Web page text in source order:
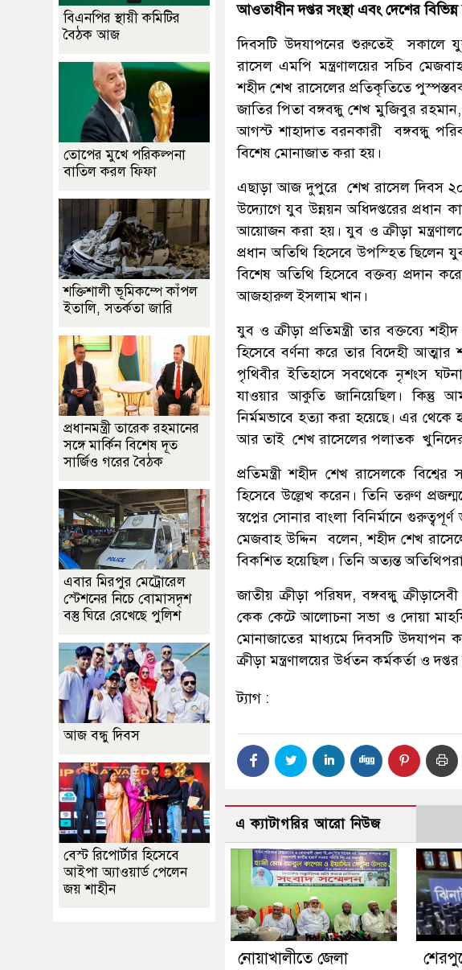
আওতাধীন দপ্তর সংস্থা এবং দেশের
দিবসটি উদযাপনের শুরুতেই সকালে যুব
রাসেল এমপি মন্ত্রণালয়ের সচিব
শহীদ শেখ রাসেলের প্রতিকৃতিতে
জাতির পিতা বঙ্গবন্ধু শেখ মুজিবুর
আগস্ট শাহাদাত বরনকারী বঙ্গবন্ধু
বিশেষ মোনাজাত করা হয়।
এছাড়া আজ দুপুরে শেখ রাসেল দিবস
উদ্যোগে যুব উন্নয়ন অধিদপ্তরের
আয়োজন করা হয়। যুব ও ক্রীড়া
প্রধান অতিথি হিসেবে উপস্হিত ছিলেন
বিশেষ অতিথি হিসেবে বক্তব্য প্রদান
আজহারুল ইসলাম খান।
যুব ও ক্রীড়া প্রতিমন্ত্রী তার বক্তব্যে
হিসেবে বর্ণনা করে তার বিদেহী আত্মার
পৃথিবীর ইতিহাসে সবথেকে নৃশংস
যাওয়ার আকুতি জানিয়েছিল। কিন্তু
নির্মমভাবে হত্যা করা হয়েছে। এর থেকে
আর তাই শেখ রাসেলের পলাতক খুনিদের
প্রতিমন্ত্রী শহীদ শেখ রাসেলকে
হিসেবে উল্লেখ করেন। তিনি তরুণ
স্বপ্নের সোনার বাংলা বিনির্মানে
মেজবাহ উদ্দিন বলেন, শহীদ শেখ
বিকশিত হয়েছিল। তিনি অত্যন্ত
জাতীয় ক্রীড়া পরিষদ, বঙ্গবন্ধু
কেক কেটে আলোচনা সভা ও দোয়া
মোনাজাতের মাধ্যমে দিবসটি উদযাপন
ক্রীড়া মন্ত্রণালয়ের উর্ধতন কর্মকর্তা ও
ট্যাগ :
এ ক্যাটাগরির আরো নিউজ
নোয়াখালীতে জেলা
বিএনপির স্থায়ী কমিটির
বৈঠক আজ
তোপের মুখে পরিকল্পনা
বাতিল করল ফিফা
শক্তিশালী ভূমিকম্পে কাঁপল
ইতালি, সতর্কতা জারি
প্রধানমন্ত্রী তারেক রহমানের
সঙ্গে মার্কিন বিশেষ দূত
সার্জিও গরের বৈঠক
এবার মিরপুর মেট্রোরেল
স্টেশনের নিচে বোমাসদৃশ
বস্তু ঘিরে রেখেছে পুলিশ
আজ বন্ধু দিবস
বেস্ট রিপোর্টার হিসেবে
আইপা অ্যাওয়ার্ড পেলেন
জয় শাহীন